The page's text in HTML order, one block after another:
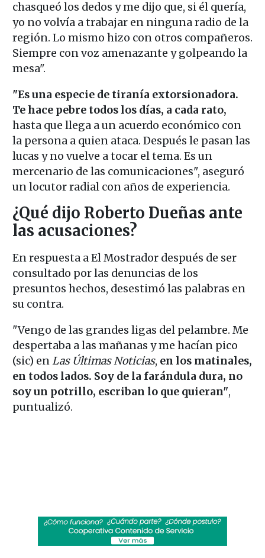
chasqueó los dedos y me dijo que, si él quería,
yo no volvía a trabajar en ninguna radio de la
región. Lo mismo hizo con otros compañeros.
Siempre con voz amenazante y golpeando la
mesa".
"Es una especie de tiranía extorsionadora.
Te hace pebre todos los días, a cada rato,
hasta que llega a un acuerdo económico con
la persona a quien ataca. Después le pasan las
lucas y no vuelve a tocar el tema. Es un
mercenario de las comunicaciones", aseguró
un locutor radial con años de experiencia.
¿Qué dijo Roberto Dueñas ante
las acusaciones?
En respuesta a El Mostrador después de ser
consultado por las denuncias de los
presuntos hechos, desestimó las palabras en
su contra.
"Vengo de las grandes ligas del pelambre. Me
despertaba a las mañanas y me hacían pico
(sic) enLas Últimas Noticias, en los matinales,
en todos lados. Soy de la farándula dura, no
soy un potrillo, escriban lo que quieran",
puntualizó.